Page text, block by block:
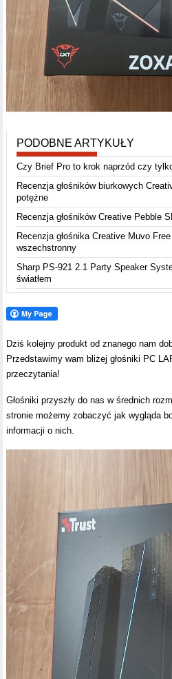
PODOBNE ARTYKUŁY
Czy Brief Pro to krok naprzód czy
Recenzja głośników biurkowych
potężne
Recenzja głośników Creative Pebble
Recenzja głośnika Creative Muvo
wszechstronny
Sharp PS-921 2.1 Party Speaker
światłem
Dziś kolejny produkt od znanego nam
Przedstawimy wam bliżej głośniki PC
przeczytania!
Głośniki przyszły do nas w średnich
stronie możemy zobaczyć jak wygląda
informacji o nich.